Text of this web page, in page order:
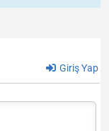
Giriş Yap